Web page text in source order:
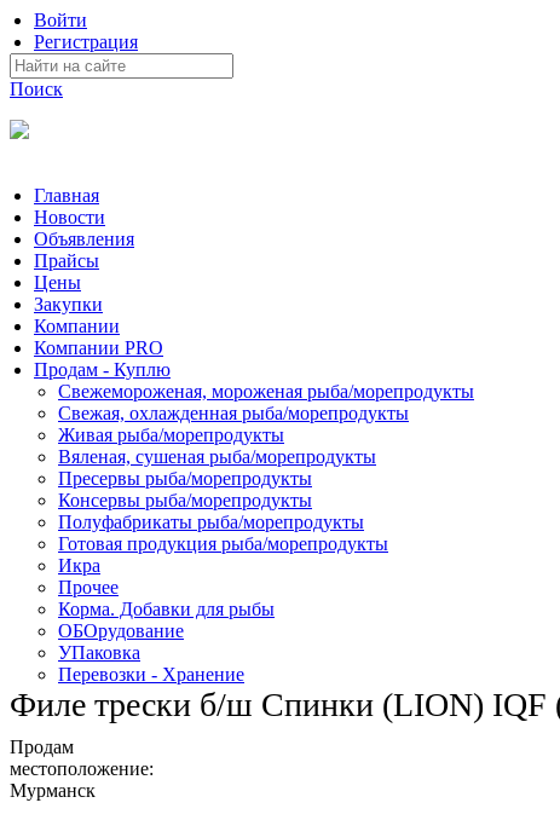
Войти
Регистрация
Поиск
Главная
Новости
Объявления
Прайсы
Цены
Закупки
Компании
Компании PRO
Продам - Куплю
Свежемороженая, мороженая рыба/морепродукты
Свежая, охлажденная рыба/морепродукты
Живая рыба/морепродукты
Вяленая, сушеная рыба/морепродукты
Пресервы рыба/морепродукты
Консервы рыба/морепродукты
Полуфабрикаты рыба/морепродукты
Готовая продукция рыба/морепродукты
Икра
Прочее
Корма. Добавки для рыбы
ОБОрудование
УПаковка
Перевозки - Хранение
Филе трески б/ш Спинки (LION) IQF
Продам
местоположение:
Мурманск